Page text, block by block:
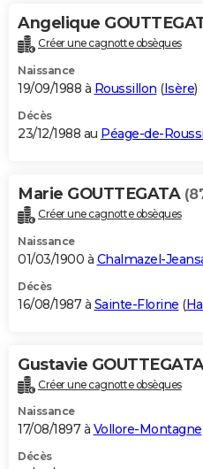
Angelique
Créer une cagnotte obsèques
Naissance
19/09/1988 à Roussillon (Isère)
Décès
23/12/1988 au Péage-de-
Marie GOUTTEGATA
Créer une cagnotte obsèques
Naissance
01/03/1900 à Chalmazel-
Décès
16/08/1987 à Sainte-Florine (
Gustavie
Créer une cagnotte obsèques
Naissance
17/08/1897 à Vollore-Montagne
Décès